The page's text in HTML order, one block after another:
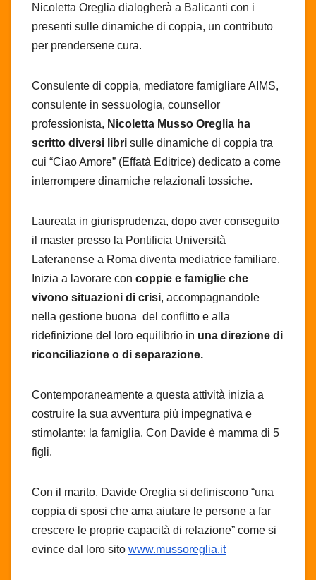
Nicoletta Oreglia dialogherà a Balicanti con i
presenti sulle dinamiche di coppia, un contributo
per prendersene cura.
Consulente di coppia, mediatore famigliare AIMS,
consulente in sessuologia, counsellor
professionista, Nicoletta Musso Oreglia ha
scritto diversi libri sulle dinamiche di coppia tra
cui “Ciao Amore” (Effatà Editrice) dedicato a come
interrompere dinamiche relazionali tossiche.
Laureata in giurisprudenza, dopo aver conseguito
il master presso la Pontificia Università
Lateranense a Roma diventa mediatrice familiare.
Inizia a lavorare con coppie e famiglie che
vivono situazioni di crisi, accompagnandole
nella gestione buona del conflitto e alla
ridefinizione del loro equilibrio in una direzione di
riconciliazione o di separazione.
Contemporaneamente a questa attività inizia a
costruire la sua avventura più impegnativa e
stimolante: la famiglia. Con Davide è mamma di 5
figli.
Con il marito, Davide Oreglia si definiscono “una
coppia di sposi che ama aiutare le persone a far
crescere le proprie capacità di relazione” come si
evince dal loro sito www.mussoreglia.it